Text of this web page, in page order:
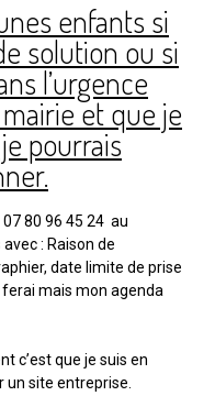
enfants si
solution ou si
l’urgence
et que je
pourrais
07 80 96 45 24 au
: Raison de
date limite de prise
ferai mais mon agenda
c’est que je suis en
un site entreprise.